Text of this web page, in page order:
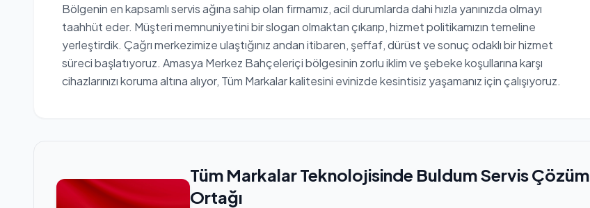
Bölgenin en kapsamlı servis ağına sahip olan firmamız, acil durumlarda dahi hızla yanınızda olmayı
taahhüt eder. Müşteri memnuniyetini bir slogan olmaktan çıkarıp, hizmet politikamızın temeline
yerleştirdik. Çağrı merkezimize ulaştığınız andan itibaren, şeffaf, dürüst ve sonuç odaklı bir hizmet
süreci başlatıyoruz. Amasya Merkez Bahçeleriçi bölgesinin zorlu iklim ve şebeke koşullarına karşı
cihazlarınızı koruma altına alıyor, Tüm Markalar kalitesini evinizde kesintisiz yaşamanız için çalışıyoruz.
Tüm Markalar Teknolojisinde Buldum Servis Çözüm
Ortağı